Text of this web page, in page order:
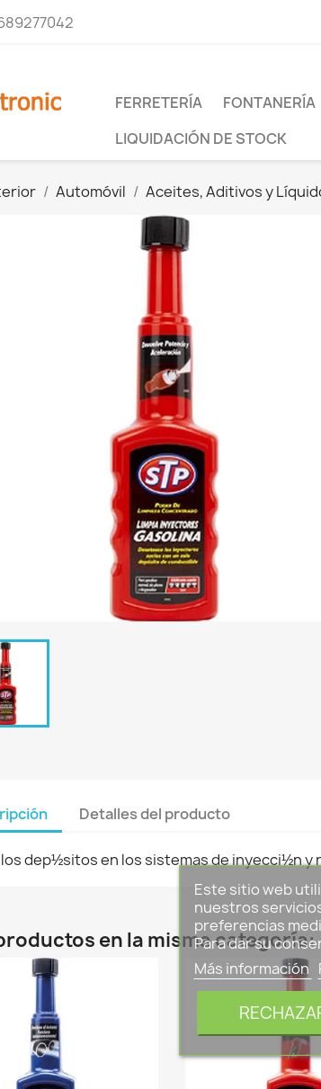
FERRETERÍA FONTANERÍA
LIQUIDACIÓN DE STOCK
Automóvil Aceites, Aditivos y
Detalles del producto
los dep½sitos en los sistemas de inyecci½n y
en la misma categoría:
Este sitio web
nuestros
preferencias
Para dar su
Más información